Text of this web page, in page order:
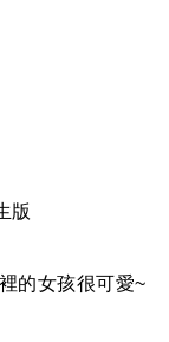
版
的女孩很可愛~